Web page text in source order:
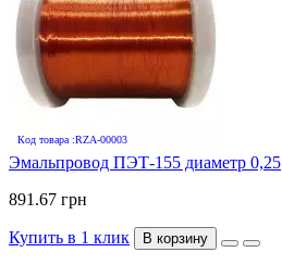
Код товара :RZA-00003
Эмальпровод ПЭТ-155 диаметр 0,25
891.67 грн
Купить в 1 клик В корзину